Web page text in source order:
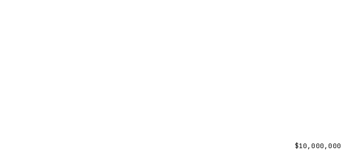
$10,000,000